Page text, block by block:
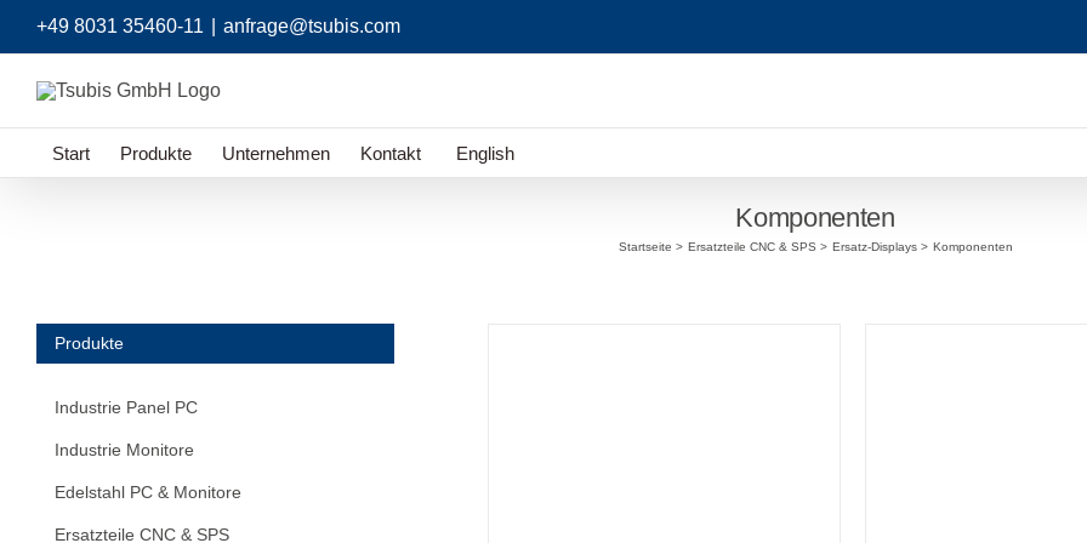
+49 8031 35460-11 anfrage@tsubis.com
Start Produkte Unternehmen Kontakt English
Komponenten
Startseite Ersatzteile CNC & SPS Ersatz-Displays Komponenten
Produkte
Industrie Panel PC
Industrie Monitore
Edelstahl PC & Monitore
Ersatzteile CNC & SPS